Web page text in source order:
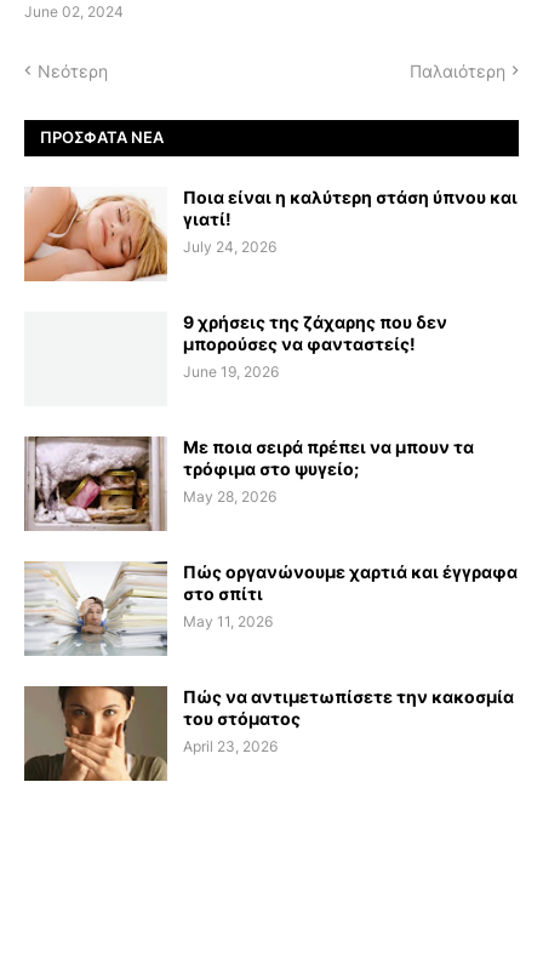
June 02, 2024
Νεότερη Παλαιότερη
ΠΡΌΣΦΑΤΑ ΝΈΑ
Ποια είναι η καλύτερη στάση ύπνου και
γιατί!
July 24, 2026
9 χρήσεις της ζάχαρης που δεν
μπορούσες να φανταστείς!
June 19, 2026
Με ποια σειρά πρέπει να μπουν τα
τρόφιμα στο ψυγείο;
May 28, 2026
Πώς οργανώνουμε χαρτιά και έγγραφα
στο σπίτι
May 11, 2026
Πώς να αντιμετωπίσετε την κακοσμία
του στόματος
April 23, 2026